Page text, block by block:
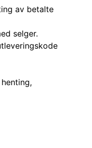
av betalte
selger.